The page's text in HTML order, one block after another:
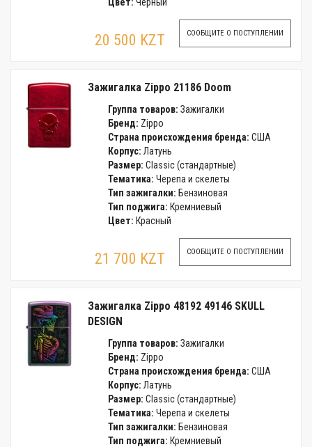
20 500 KZT СООБЩИТЕ О ПОСТУПЛЕНИИ
Зажигалка Zippo 21186 Doom
Группа товаров: Зажигалки
Бренд: Zippo
Страна происхождения бренда: США
Корпус: Латунь
Размер: Classic (стандартные)
Тематика: Черепа и скелеты
Тип зажигалки: Бензиновая
Тип поджига: Кремниевый
Цвет: Красный
21 700 KZT СООБЩИТЕ О ПОСТУПЛЕНИИ
Зажигалка Zippo 48192 49146 SKULL
DESIGN
Группа товаров: Зажигалки
Бренд: Zippo
Страна происхождения бренда: США
Корпус: Латунь
Размер: Classic (стандартные)
Тематика: Черепа и скелеты
Тип зажигалки: Бензиновая
Тип поджига: Кремниевый